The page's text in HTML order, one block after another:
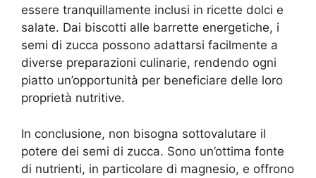
essere tranquillamente inclusi in ricette dolci e
salate. Dai biscotti alle barrette energetiche, i
semi di zucca possono adattarsi facilmente a
diverse preparazioni culinarie, rendendo ogni
piatto un’opportunità per beneficiare delle loro
proprietà nutritive.
In conclusione, non bisogna sottovalutare il
potere dei semi di zucca. Sono un’ottima fonte
di nutrienti, in particolare di magnesio, e offrono